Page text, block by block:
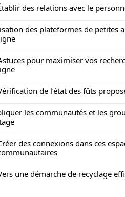
des relations avec le
des plateformes de petites
pour maximiser vos
de l’état des fûts
les communautés et les
des connexions dans ces
une démarche de recyclage